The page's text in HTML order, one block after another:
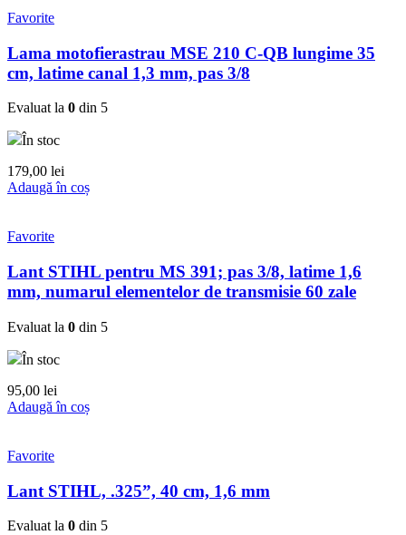
Favorite
Lama motofierastrau MSE 210 C-QB lungime 35
cm, latime canal 1,3 mm, pas 3/8
Evaluat la 0 din 5
În stoc
179,00 lei
Adaugă în coș
Favorite
Lant STIHL pentru MS 391; pas 3/8, latime 1,6
mm, numarul elementelor de transmisie 60 zale
Evaluat la 0 din 5
În stoc
95,00 lei
Adaugă în coș
Favorite
Lant STIHL, .325”, 40 cm, 1,6 mm
Evaluat la 0 din 5